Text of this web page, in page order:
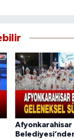
Afyonkarahisar